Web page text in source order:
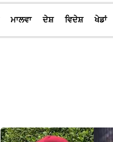
ਮਾਲਵਾ ਦੇਸ਼ ਵਿਦੇਸ਼ ਖੇਡਾਂ